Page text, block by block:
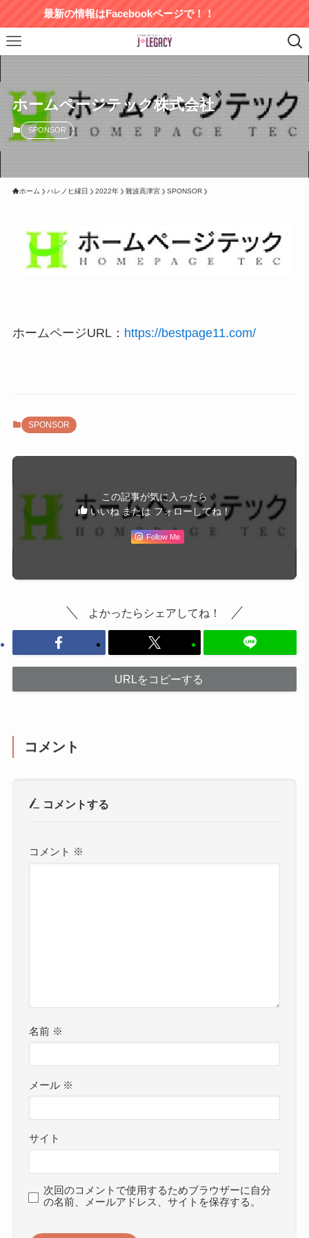
最新の情報はFacebookページで！！
ホームページテック株式会社
SPONSOR
ホーム ハレノヒ縁日 2022年 難波高津宮 SPONSOR
ホームページURL： https://bestpage11.com/
SPONSOR
この記事が気に入ったら
いいね または フォローしてね！
Follow Me
よかったらシェアしてね！
URLをコピーする
コメント
コメントする
コメント ※
名前 ※
メール ※
サイト
次回のコメントで使用するためブラウザーに自分
の名前、メールアドレス、サイトを保存する。